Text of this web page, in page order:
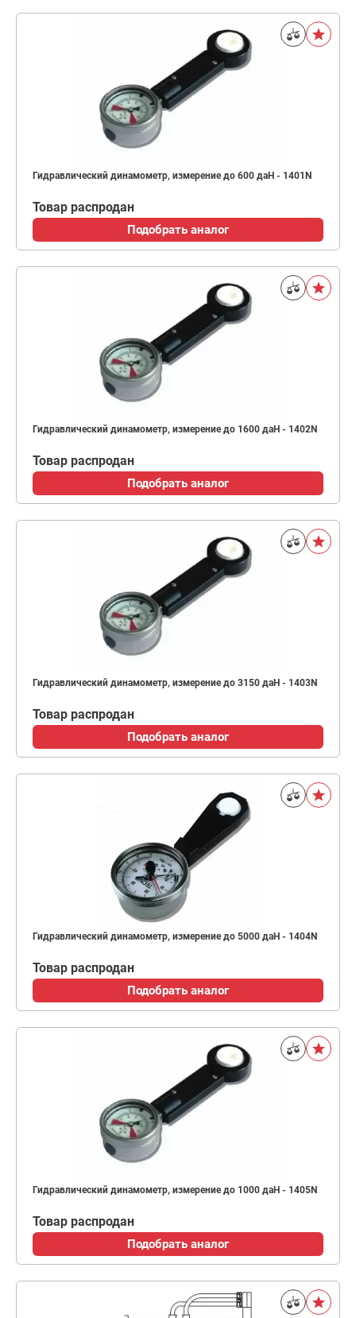
Гидравлический динамометр, измерение до 600 даН - 1401N
Товар распродан
Подобрать аналог
Гидравлический динамометр, измерение до 1600 даН - 1402N
Товар распродан
Подобрать аналог
Гидравлический динамометр, измерение до 3150 даН - 1403N
Товар распродан
Подобрать аналог
Гидравлический динамометр, измерение до 5000 даН - 1404N
Товар распродан
Подобрать аналог
Гидравлический динамометр, измерение до 1000 даН - 1405N
Товар распродан
Подобрать аналог